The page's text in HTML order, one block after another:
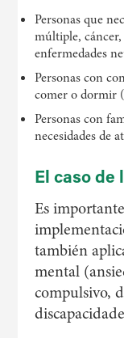
Personas que
múltiple, cáncer,
enfermedades
Personas con
comer o dormir
Personas con
necesidades de
El caso de
Es
también
mental
compulsivo,